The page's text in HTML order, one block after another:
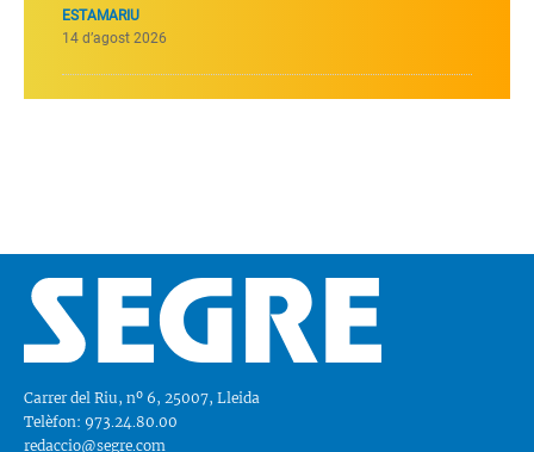
ESTAMARIU
14 d’agost 2026
Carrer del Riu, nº 6, 25007, Lleida
Telèfon: 973.24.80.00
redaccio@segre.com